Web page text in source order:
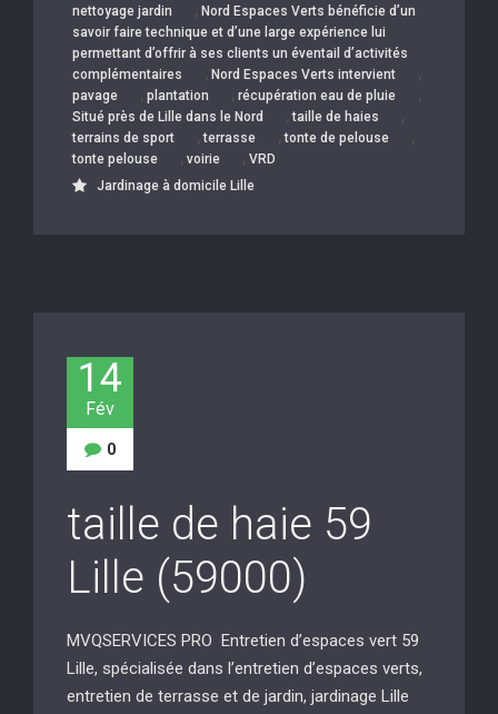
nettoyage jardin , Nord Espaces Verts bénéficie d’un
savoir faire technique et d’une large expérience lui
permettant d’offrir à ses clients un éventail d’activités
complémentaires
, Nord Espaces Verts intervient ,
pavage , plantation , récupération eau de pluie ,
Situé près de Lille dans le Nord ,taille de haies ,
terrains de sport ,terrasse ,tonte de pelouse ,
tonte pelouse , voirie , VRD
Jardinage à domicile Lille
14
Fév
0
taille de haie 59
Lille (59000)
MVQSERVICES PRO Entretien d’espaces vert 59
Lille, spécialisée dans l’entretien d’espaces verts,
entretien de terrasse et de jardin, jardinage Lille